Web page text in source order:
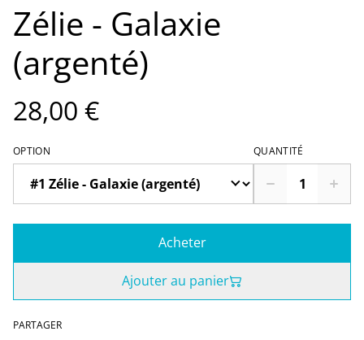
Zélie - Galaxie
(argenté)
28,00 €
OPTION QUANTITÉ
Acheter
Ajouter au panier
PARTAGER